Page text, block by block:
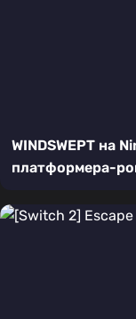
WINDSWEPT на
платформера-